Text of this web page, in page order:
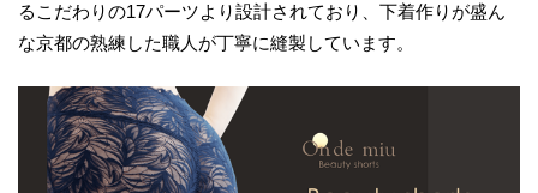
るこだわりの17パーツより設計されており、下着作りが盛ん
な京都の熟練した職人が丁寧に縫製しています。